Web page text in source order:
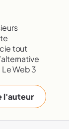
tout
Web 3
l'auteur